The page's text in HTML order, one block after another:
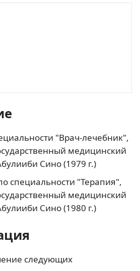
"Врач-лечебник",
медицинский
Сино (1979 г.)
специальности "Терапия",
медицинский
Сино (1980 г.)
следующих